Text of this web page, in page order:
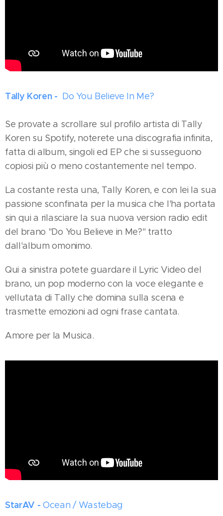
Tally Koren - Do You Believe In Me?
Se provate a scrollare sul profilo artista di Tally
Koren su Spotify, noterete una discografia infinita,
fatta di album, singoli ed EP che si susseguono
copiosi più o meno costantemente nel tempo.
La costante resta una, Tally Koren, e con lei la sua
passione sconfinata per la musica che l'ha portata
sin qui a rilasciare la sua nuova version radio edit
del brano "Do You Believe in Me?" tratto
dall'album omonimo.
Qui a sinistra potete guardare il Lyric Video del
brano, un pop moderno con la voce elegante e
vellutata di Tally che domina sulla scena e
trasmette emozioni ad ogni frase cantata.
Amore per la Musica.
StarAV -Ocean / Wastebag